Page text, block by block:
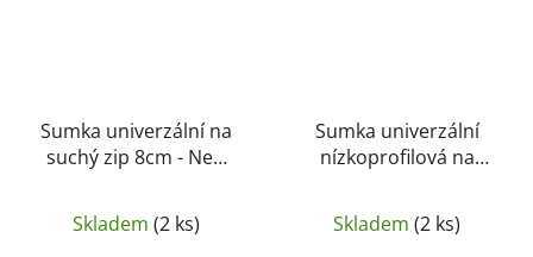
Sumka univerzální na
suchý zip 8cm - New
Skladem (2 ks)
Sumka univerzální
nízkoprofilová na
- New River
Skladem (2 ks)